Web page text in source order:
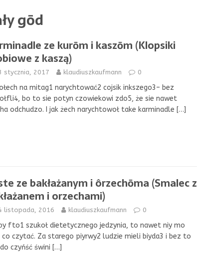
gōd
ze kurōm i kaszōm (Klopsiki
z kaszą)
stycznia, 2017 klaudiuszkaufmann 0
na mitag1 narychtować2 cojsik inkszego3– bez
bo to sie potyn czowiekowi zdo5, że sie nawet
odchudzo. I jak żech narychtowoł take karminadle […]
ze bakłażanym i ôrzechōma (Smalec z
i orzechami)
listopada, 2016 klaudiuszkaufmann 0
fto1 szukoł dietetycznego jedzynia, to nawet niy mo
co czytać. Za starego piyrwy2 ludzie mieli biyda3 i bez to
czyńść świni […]